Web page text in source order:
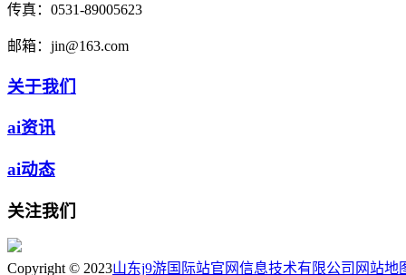
传真： 0531-89005623
邮箱： jin@163.com
关于我们
ai资讯
ai动态
关注我们
Copyright © 2023山东j9游国际站官网信息技术有限公司 网站地